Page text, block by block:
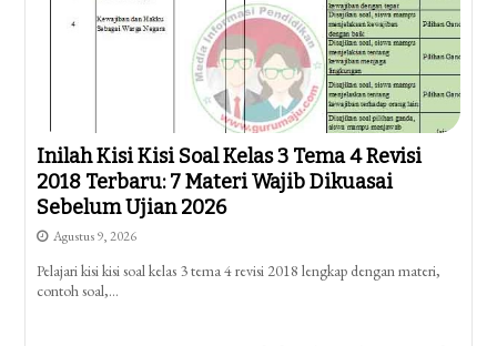
Inilah Kisi Kisi Soal Kelas 3 Tema 4 Revisi
2018 Terbaru: 7 Materi Wajib Dikuasai
Sebelum Ujian 2026
Agustus 9, 2026
Pelajari kisi kisi soal kelas 3 tema 4 revisi 2018 lengkap dengan materi,
contoh soal,…